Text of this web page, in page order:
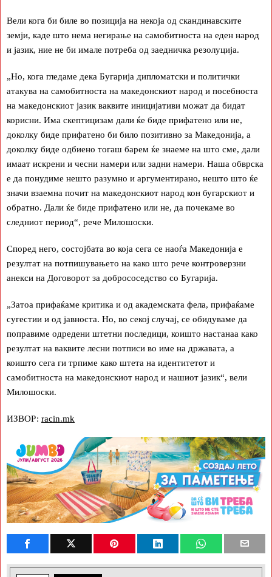
Вели кога би биле во позиција на некоја од скандинавските
земји, каде што нема негирање на самобитноста на еден народ
и јазик, ние не би имале потреба од заедничка резолуција.
„Но, кога гледаме дека Бугарија дипломатски и политички
атакува на самобитноста на македонскиот народ и посебноста
на македонскиот јазик ваквите иницијативи можат да бидат
корисни. Има скептицизам дали ќе биде прифатено или не,
доколку биде прифатено би било позитивно за Македонија, а
доколку биде одбиено тогаш барем ќе знаеме на што сме, дали
имаат искрени и чесни намери или задни намери. Наша обврска
е да понудиме нешто разумно и аргументирано, нешто што ќе
значи взаемна почит на македонскиот народ кон бугарскиот и
обратно. Дали ќе биде прифатено или не, да почекаме во
следниот период“, рече Милошоски.
Според него, состојбата во која сега се наоѓа Македонија е
резултат на потпишувањето на како што рече контроверзни
анекси на Договорот за добрососедство со Бугарија.
„Затоа прифаќаме критика и од академската фела, прифаќаме
сугестии и од јавноста. Но, во секој случај, се обидуваме да
поправиме одредени штетни последици, коишто настанаа како
резултат на ваквите лесни потписи во име на државата, а
коишто сега ги трпиме како штета на идентитетот и
самобитноста на македонскиот народ и нашиот јазик“, вели
Милошоски.
ИЗВОР: racin.mk